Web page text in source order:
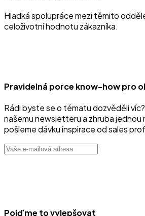
Hladká spolupráce mezi těmito
celoživotní hodnotu zákazníka.
Pravidelná porce know-how pro
Rádi byste se o tématu dozvěděli
našemu newsletteru a zhruba jednou
pošleme dávku inspirace od sales
Pojďme to vylepšovat